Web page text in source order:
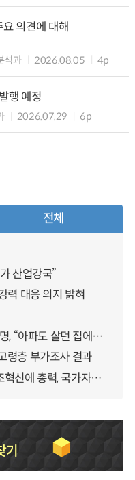
의견에 대해
석과 2026.08.05 4p
행 예정
2026.07.29 6p
전체
산업강국”
력 대응 의지 밝혀
장기요양 재가 어르신 10명 중 7명, “아파도 살던 집에서 살겠다” 「2025년 장기요양실태조사」 결과 발표
령층 부가조사 결과
잠재성장률 반등을 위해 경제구조혁신에 총력, 국가자산 관리체계 대전환